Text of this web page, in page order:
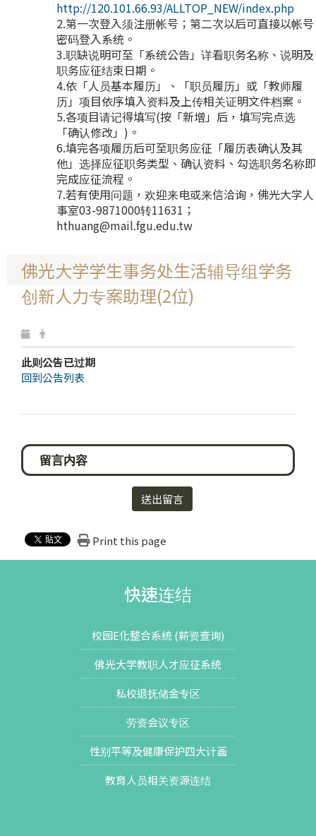
http://120.101.66.93/ALLTOP_NEW/index.php
2.第一次登入须注册帐号；第二次以后可直接以帐号
密码登入系统。
3.职缺说明可至「系统公告」详看职务名称、说明及
职务应征结束日期。
4.依「人员基本履历」、「职员履历」或「教师履
历」项目依序填入资料及上传相关证明文件档案。
5.各项目请记得填写(按「新增」后，填写完点选
「确认修改」)。
6.填完各项履历后可至职务应征「履历表确认及其
他」选择应征职务类型、确认资料、勾选职务名称即
完成应征流程。
7.若有使用问题，欢迎来电或来信洽询，佛光大学人
事室03-9871000转11631；
hthuang@mail.fgu.edu.tw
佛光大学学生事务处生活辅导组学务
创新人力专案助理(2位)
此则公告已过期
回到公告列表
送出留言
Print this page
快速连结
校园E化整合系统 (薪资查询)
佛光大学教职人才应征系统
私校退抚储金专区
劳资会议专区
性别平等及健康保护四大计画
教育人员相关资源连结